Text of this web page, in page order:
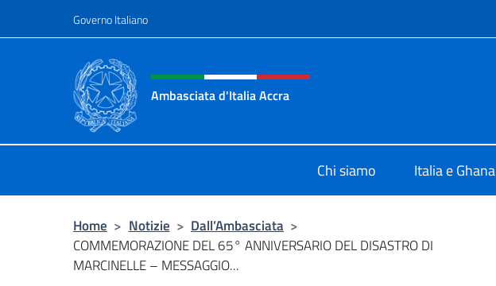
Governo Italiano
Intestazione sito, social e menù
Ambasciata d'Italia Accra
Chi siamo Italia e Ghana
Home > Notizie > Dall’Ambasciata >
COMMEMORAZIONE DEL 65° ANNIVERSARIO DEL DISASTRO DI
MARCINELLE – MESSAGGIO...